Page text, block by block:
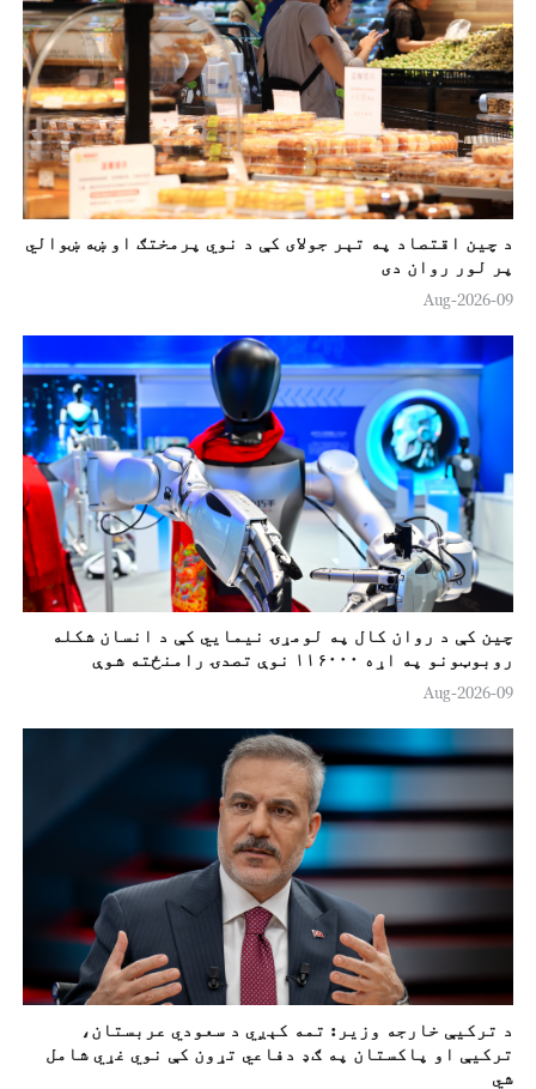
د چين اقتصاد په تېر جولای کې د نوي پرمختګ او ښه ښوالي
پر لور روان دی
09-Aug-2026
چين کې د روان کال په لومړۍ نیمایي کې د انسان شکله
روبوټونو په اړه ۱۱۶۰۰۰ نوې تصدۍ رامنځته شوې
09-Aug-2026
د ترکيې خارجه وزير: تمه کېږي د سعودي عربستان،
ترکيې او پاکستان په ګډ دفاعي تړون کې نوي غړي شامل
شي